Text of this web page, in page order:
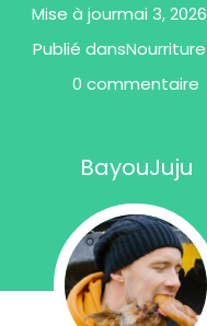
Mise à jourmai 3, 2026
Publié dansNourriture
0 commentaire
BayouJuju